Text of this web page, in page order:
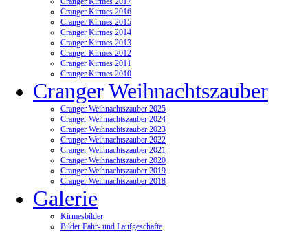
Cranger Kirmes 2016
Cranger Kirmes 2015
Cranger Kirmes 2014
Cranger Kirmes 2013
Cranger Kirmes 2012
Cranger Kirmes 2011
Cranger Kirmes 2010
Cranger Weihnachtszauber
Cranger Weihnachtszauber 2025
Cranger Weihnachtszauber 2024
Cranger Weihnachtszauber 2023
Cranger Weihnachtszauber 2022
Cranger Weihnachtszauber 2021
Cranger Weihnachtszauber 2020
Cranger Weihnachtszauber 2019
Cranger Weihnachtszauber 2018
Galerie
Kirmesbilder
Bilder Fahr- und Laufgeschäfte